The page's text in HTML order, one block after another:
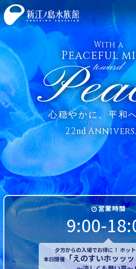
With a
Peaceful
toward
心穏やかに、平和
22nd
営業時間
9:00-
夕方からの入場でお得に！ ホッ
本日開催「えのすいホッッ